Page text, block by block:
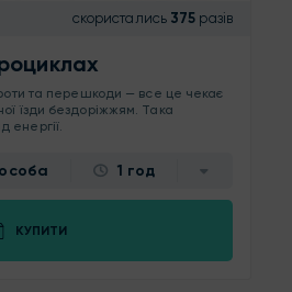
скористались 375 разів
та перешкоди — все це чекає
їзди бездоріжжям. Така
1 год
КУПИТИ